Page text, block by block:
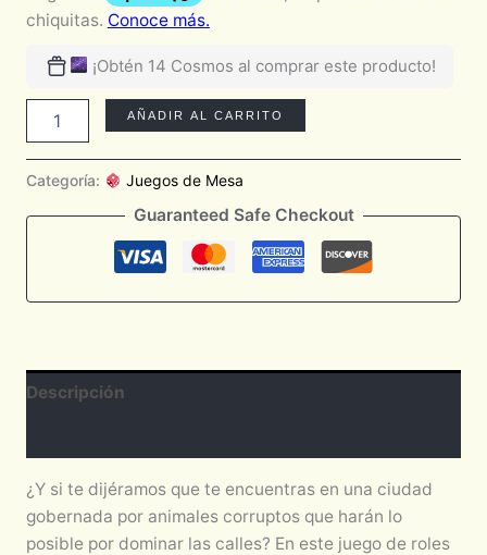
¡Obtén 14 Cosmos al comprar este producto!
AÑADIR AL CARRITO
Categoría: Juegos de Mesa
Guaranteed Safe Checkout
Descripción
¿Y si te dijéramos que te encuentras en una ciudad
gobernada por animales corruptos que harán lo
posible por dominar las calles? En este juego de roles